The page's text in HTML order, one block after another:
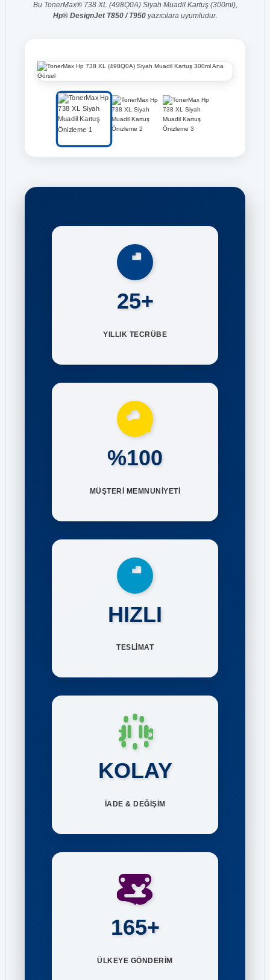
Bu TonerMax® 738 XL (498Q0A) Siyah Muadil Kartuş (300ml),
Hp® DesignJet T850 / T950yazıcılara uyumludur.
25+
YILLIK TECRÜBE
%100
MÜŞTERİ MEMNUNİYETİ
HIZLI
TESLİMAT
KOLAY
İADE & DEĞİŞİM
165+
ÜLKEYE GÖNDERİM